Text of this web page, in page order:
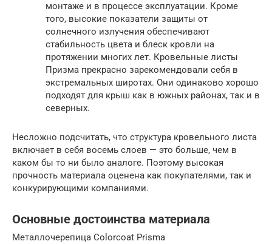
монтаже и в процессе эксплуатации. Кроме
того, высокие показатели защиты от
солнечного излучения обеспечивают
стабильность цвета и блеск кровли на
протяжении многих лет. Кровельные листы
Призма прекрасно зарекомендовали себя в
экстремальных широтах. Они одинаково хорошо
подходят для крыш как в южных районах, так и в
северных.
Несложно подсчитать, что структура кровельного листа
включает в себя восемь слоев — это больше, чем в
каком бы то ни было аналоге. Поэтому высокая
прочность материала оценена как покупателями, так и
конкурирующими компаниями.
Основные достоинства материала
Металлочерепица Colorcoat Prisma